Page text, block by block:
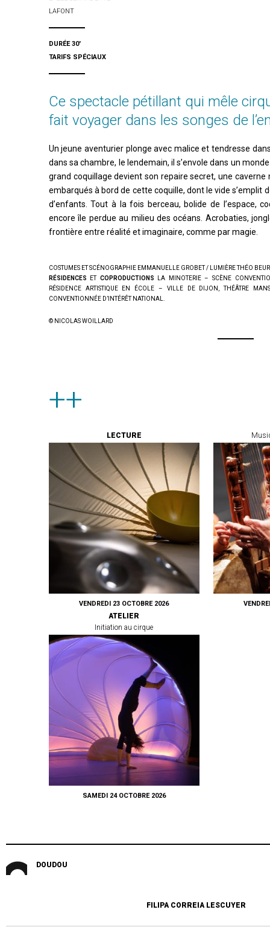
LAFONT
DURÉE 30'
TARIFS SPÉCIAUX
Ce spectacle pétillant qui mêle
fait voyager dans les songes de
Un jeune aventurier plonge avec malice et tendresse
dans sa chambre, le lendemain, il s’envole dans un
grand coquillage devient son repaire secret, une
embarqués à bord de cette coquille, dont le vide s’emplit
d’enfants. Tout à la fois berceau, bolide de l’espace,
encore île perdue au milieu des océans. Acrobaties,
frontière entre réalité et imaginaire, comme par magie.
COSTUMES ET SCÉNOGRAPHIE EMMANUELLE GROBET / LUMIÈRE THÉO
RÉSIDENCES ET COPRODUCTIONS LA MINOTERIE – SCÈNE
RÉSIDENCE ARTISTIQUE EN ÉCOLE – VILLE DE DIJON, THÉÂTRE
CONVENTIONNÉE D’INTÉRÊT NATIONAL.
© NICOLAS WOILLARD
++
LECTURE
VENDREDI 23 OCTOBRE 2026
ATELIER
Initiation au cirque
SAMEDI 24 OCTOBRE 2026
DOUDOU
FILIPA CORREIA LESCUYER
place ou en ligne, pour vos billets à l’unité et abonnements de la
, samedi 3 octobre, reste accessible (excepté du 19 au 24
juillet inclus où notre site sera exceptionnellement en maintenance).